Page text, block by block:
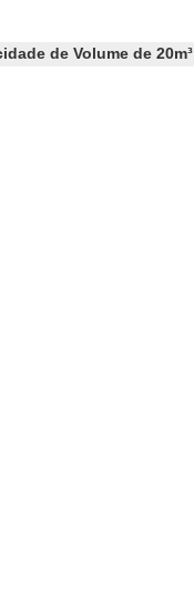
de Volume de 20m³